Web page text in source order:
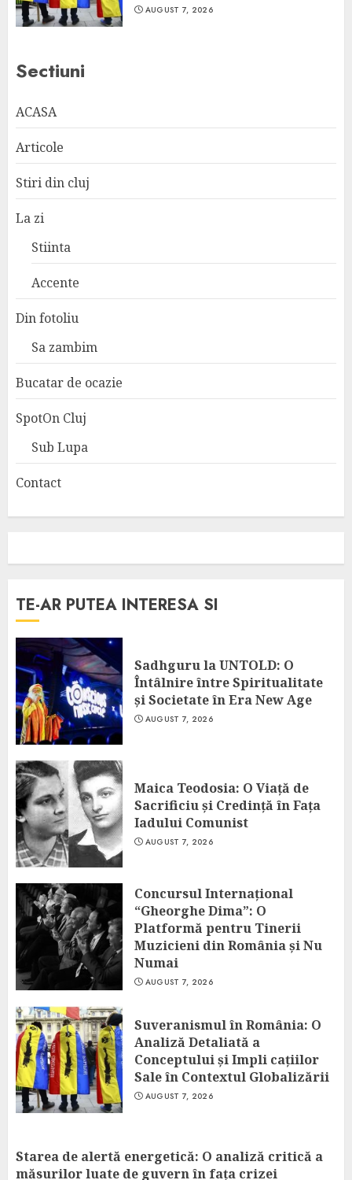
AUGUST 7, 2026
Sectiuni
ACASA
Articole
Stiri din cluj
La zi
Stiinta
Accente
Din fotoliu
Sa zambim
Bucatar de ocazie
SpotOn Cluj
Sub Lupa
Contact
TE-AR PUTEA INTERESA SI
Sadhguru la UNTOLD: O
Întâlnire între Spiritualitate
și Societate în Era New Age
AUGUST 7, 2026
Maica Teodosia: O Viață de
Sacrificiu și Credință în Fața
Iadului Comunist
AUGUST 7, 2026
Concursul Internațional
“Gheorghe Dima”: O
Platformă pentru Tinerii
Muzicieni din România și Nu
Numai
AUGUST 7, 2026
Suveranismul în România: O
Analiză Detaliată a
Conceptului și Impli cațiilor
Sale în Contextul Globalizării
AUGUST 7, 2026
Starea de alertă energetică: O analiză critică a
măsurilor luate de guvern în fața crizei